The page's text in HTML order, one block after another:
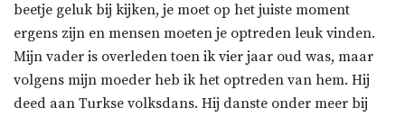
beetje geluk bij kijken, je moet op het juiste moment
ergens zijn en mensen moeten je optreden leuk vinden.
Mijn vader is overleden toen ik vier jaar oud was, maar
volgens mijn moeder heb ik het optreden van hem. Hij
deed aan Turkse volksdans. Hij danste onder meer bij